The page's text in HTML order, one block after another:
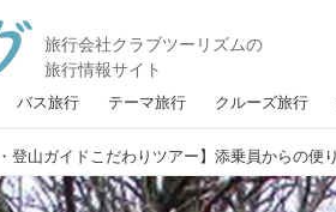
バス旅行 テーマ旅行 クルーズ旅行